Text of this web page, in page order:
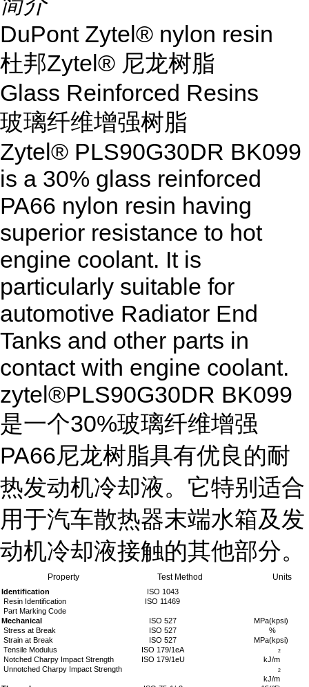
DuPont Zytel® nylon resin
杜邦Zytel® 尼龙树脂
Glass Reinforced Resins
玻璃纤维增强树脂
Zytel® PLS90G30DR BK099
is a 30% glass reinforced
PA66 nylon resin having
superior resistance to hot
engine coolant. It is
particularly suitable for
automotive Radiator End
Tanks and other parts in
contact with engine coolant.
zytel®PLS90G30DR BK099
是一个30%玻璃纤维增强
PA66尼龙树脂具有优良的耐
热发动机冷却液。它特别适合
用于汽车散热器末端水箱及发
动机冷却液接触的其他部分。
Property Test Method Units
Identification
Resin Identification
Part Marking Code
ISO 1043
ISO 11469
Mechanical
Stress at Break
Strain at Break
Tensile Modulus
Notched Charpy Impact Strength
Unnotched Charpy Impact Strength
ISO 527
ISO 527
ISO 527
ISO 179/1eA
ISO 179/1eU
MPa(kpsi)
%
MPa(kpsi)
2
kJ/m
2
kJ/m